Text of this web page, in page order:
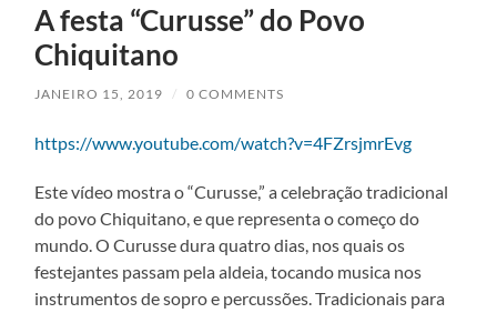
A festa “Curusse” do Povo
Chiquitano
JANEIRO 15, 2019 / 0 COMMENTS
https://www.youtube.com/watch?v=4FZrsjmrEvg
Este vídeo mostra o “Curusse,” a celebração tradicional
do povo Chiquitano, e que representa o começo do
mundo. O Curusse dura quatro dias, nos quais os
festejantes passam pela aldeia, tocando musica nos
instrumentos de sopro e percussões. Tradicionais para